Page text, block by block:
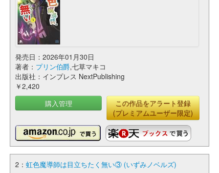
発売日：2026年01月30日
著者： プリン伯爵,七草マキコ
出版社：インプレス NextPublishing
￥2,420
購入管理
この作品をアラート登録
(プレミアムユーザー限定)
2： 虹色魔導師は目立ちたく無い③ (いずみノベルズ)